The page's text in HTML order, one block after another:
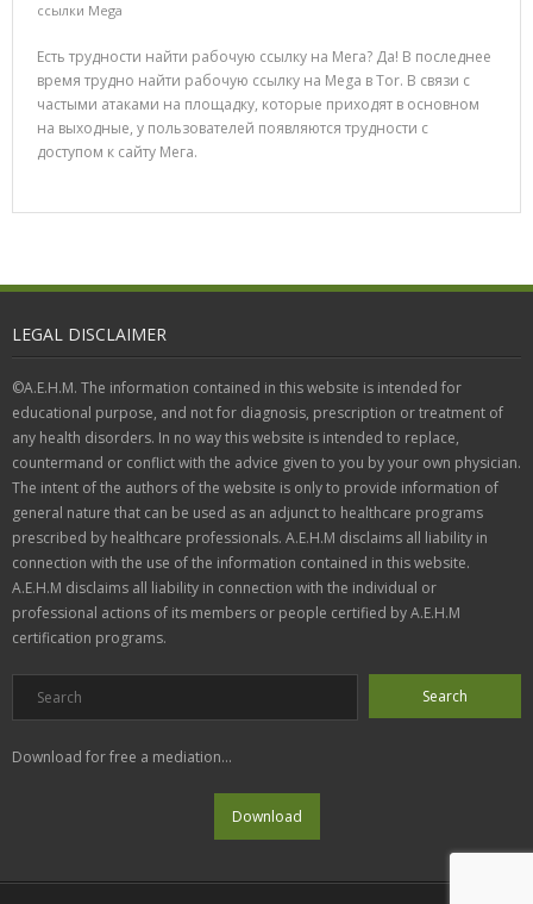
ссылки Mega
Есть трудности найти рабочую ссылку на Мега? Да! В последнее
время трудно найти рабочую ссылку на Mega в Tor. В связи с
частыми атаками на площадку, которые приходят в основном
на выходные, у пользователей появляются трудности с
доступом к сайту Мега.
LEGAL DISCLAIMER
©A.E.H.M. The information contained in this website is intended for
educational purpose, and not for diagnosis, prescription or treatment of
any health disorders. In no way this website is intended to replace,
countermand or conflict with the advice given to you by your own physician.
The intent of the authors of the website is only to provide information of
general nature that can be used as an adjunct to healthcare programs
prescribed by healthcare professionals. A.E.H.M disclaims all liability in
connection with the use of the information contained in this website.
A.E.H.M disclaims all liability in connection with the individual or
professional actions of its members or people certified by A.E.H.M
certification programs.
Download for free a mediation...